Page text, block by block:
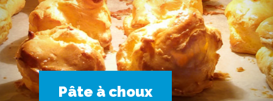
Pâte à choux